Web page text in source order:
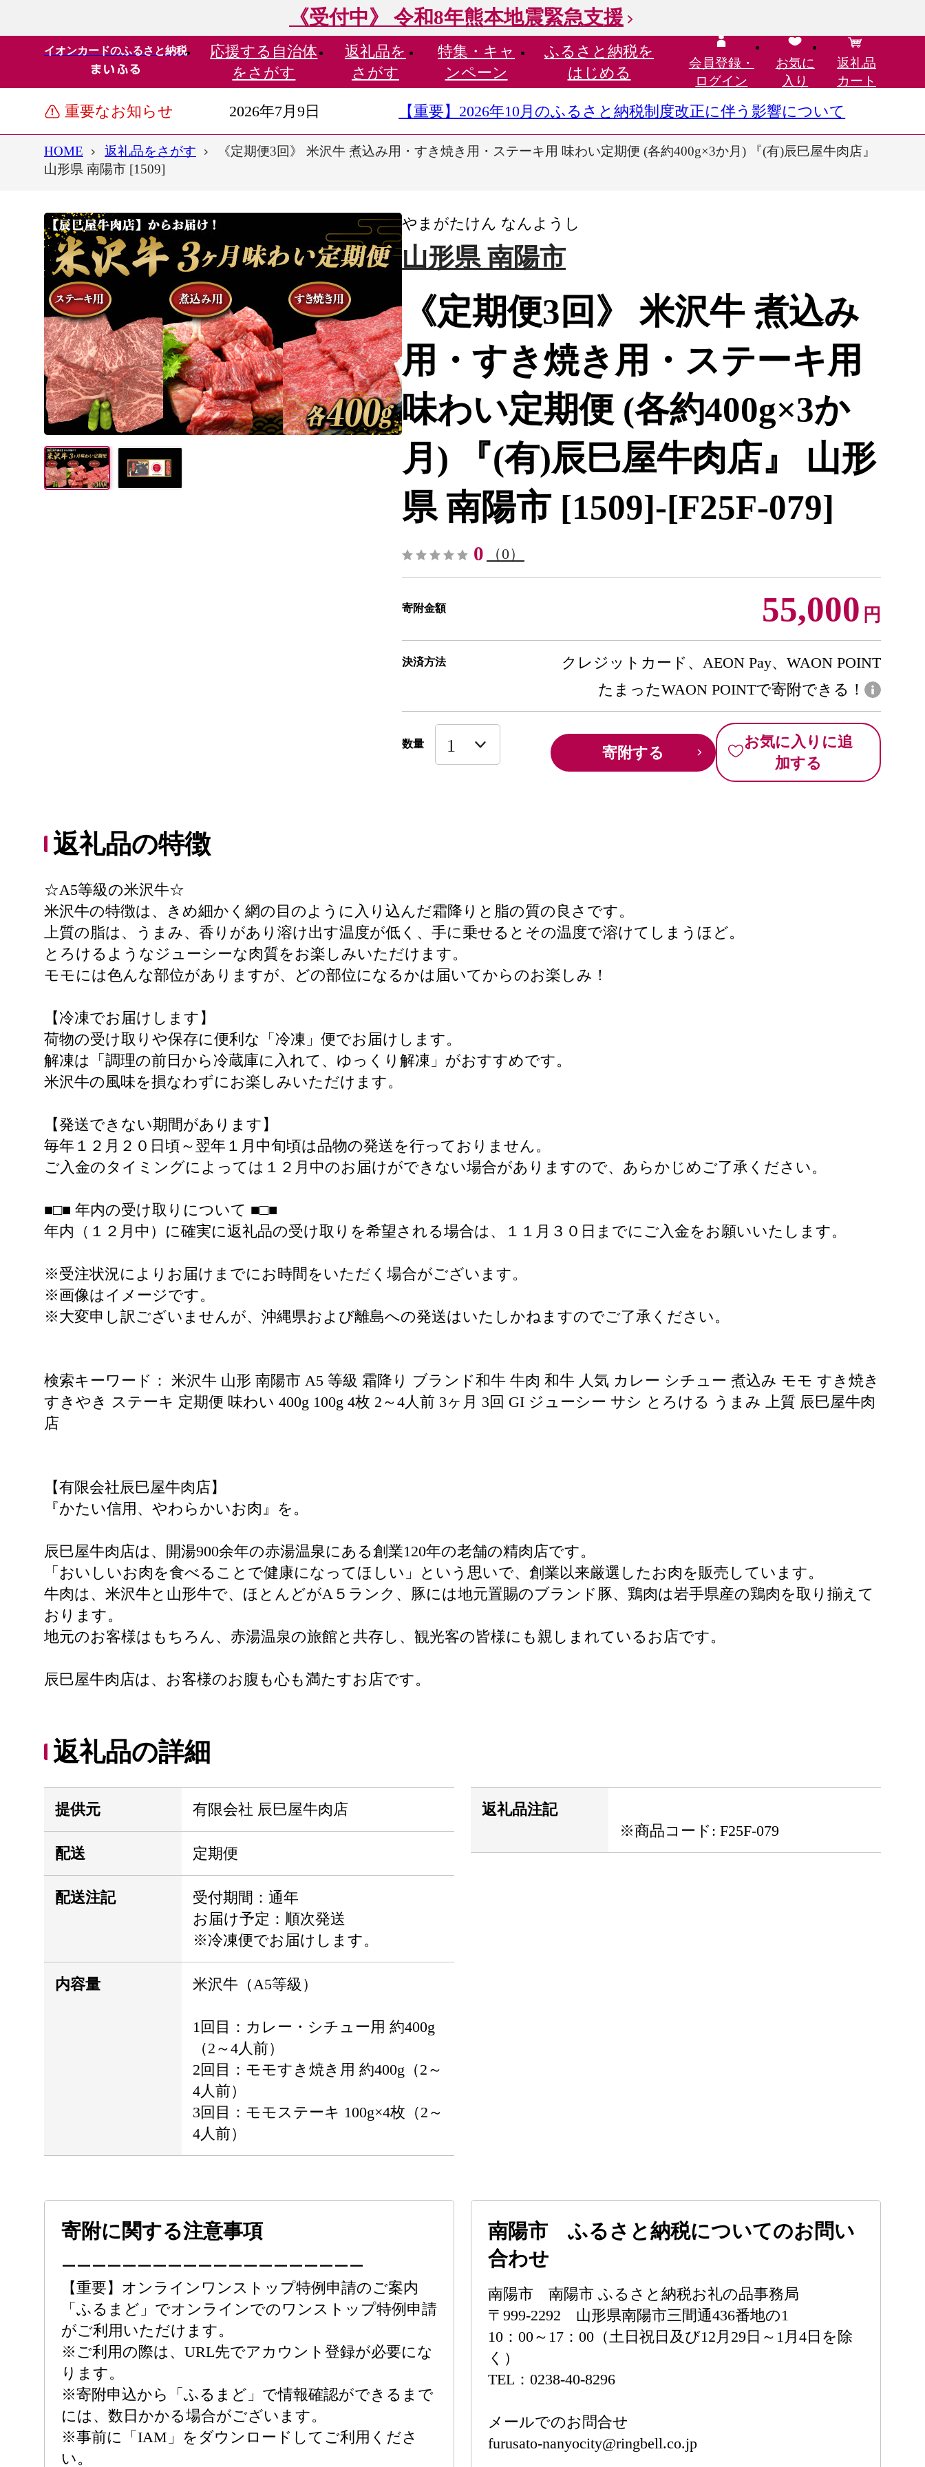
《受付中》 令和8年熊本地震緊急支援
イオンカードのふるさと納税 応援する 自治体
をさがす
返礼品を
さがす
特集・ キャ
ンペーン
ふるさと納税を
はじめる
会員登録・
ログイン
お気に
入り
返礼品
カート
重要なお知らせ 2026年7月9日 【重要】2026年10月のふるさと納税制度改正に伴う影響について
HOME 返礼品をさがす
《定期便3回》 米沢牛 煮込み用・すき焼き用・ステーキ用 味わい定期便 (各約400g×3か月) 『(有)辰巳屋牛肉店』
山形県 南陽市 [1509]
やまがたけん なんようし
山形県 南陽市
《定期便3回》 米沢牛 煮込み
用・すき焼き用・ステーキ用
味わい定期便 (各約400g×3か
月) 『(有)辰巳屋牛肉店』 山形
県 南陽市 [1509]-[F25F-079]
0 （0）
寄附金額 55,000 円
決済方法
クレジットカード、AEON Pay、WAON POINT
たまったWAON POINTで寄附できる！
数量 寄附する
お気に入りに追
加する
返礼品の特徴
☆A5等級の米沢牛☆
米沢牛の特徴は、きめ細かく網の目のように入り込んだ霜降りと脂の質の良さです。
上質の脂は、うまみ、香りがあり溶け出す温度が低く、手に乗せるとその温度で溶けてしまうほど。
とろけるようなジューシーな肉質をお楽しみいただけます。
モモには色んな部位がありますが、どの部位になるかは届いてからのお楽しみ！
【冷凍でお届けします】
荷物の受け取りや保存に便利な「冷凍」便でお届けします。
解凍は「調理の前日から冷蔵庫に入れて、ゆっくり解凍」がおすすめです。
米沢牛の風味を損なわずにお楽しみいただけます。
【発送できない期間があります】
毎年１２月２０日頃～翌年１月中旬頃は品物の発送を行っておりません。
ご入金のタイミングによっては１２月中のお届けができない場合がありますので、あらかじめご了承ください。
■□■ 年内の受け取りについて ■□■
年内（１２月中）に確実に返礼品の受け取りを希望される場合は、１１月３０日までにご入金をお願いいたします。
※受注状況によりお届けまでにお時間をいただく場合がございます。
※画像はイメージです。
※大変申し訳ございませんが、沖縄県および離島への発送はいたしかねますのでご了承ください。
検索キーワード： 米沢牛 山形 南陽市 A5 等級 霜降り ブランド和牛 牛肉 和牛 人気 カレー シチュー 煮込み モモ すき焼き
すきやき ステーキ 定期便 味わい 400g 100g 4枚 2～4人前 3ヶ月 3回 GI ジューシー サシ とろける うまみ 上質 辰巳屋牛肉
店
【有限会社辰巳屋牛肉店】
『かたい信用、やわらかいお肉』を。
辰巳屋牛肉店は、開湯900余年の赤湯温泉にある創業120年の老舗の精肉店です。
「おいしいお肉を食べることで健康になってほしい」という思いで、創業以来厳選したお肉を販売しています。
牛肉は、米沢牛と山形牛で、ほとんどがA５ランク、豚には地元置賜のブランド豚、鶏肉は岩手県産の鶏肉を取り揃えて
おります。
地元のお客様はもちろん、赤湯温泉の旅館と共存し、観光客の皆様にも親しまれているお店です。
辰巳屋牛肉店は、お客様のお腹も心も満たすお店です。
返礼品の詳細
提供元 有限会社 辰巳屋牛肉店
配送 定期便
配送注記
受付期間：通年
お届け予定：順次発送
※冷凍便でお届けします。
内容量 米沢牛（A5等級）
1回目：カレー・シチュー用 約400g
（2～4人前）
2回目：モモすき焼き用 約400g（2～
4人前）
3回目：モモステーキ 100g×4枚（2～
4人前）
返礼品注記
※商品コード: F25F-079
寄附に関する注意事項
ーーーーーーーーーーーーーーーーーーーー
【重要】オンラインワンストップ特例申請のご案内
「ふるまど」でオンラインでのワンストップ特例申請
がご利用いただけます。
※ご利用の際は、URL先でアカウント登録が必要にな
ります。
※寄附申込から「ふるまど」で情報確認ができるまで
には、数日かかる場合がございます。
※事前に「IAM」をダウンロードしてご利用くださ
い。
南陽市 ふるさと納税についてのお問い
合わせ
南陽市 南陽市 ふるさと納税お礼の品事務局
〒999-2292 山形県南陽市三間通436番地の1
10：00～17：00（土日祝日及び12月29日～1月4日を除
く）
TEL：0238-40-8296
メールでのお問合せ
furusato-nanyocity@ringbell.co.jp